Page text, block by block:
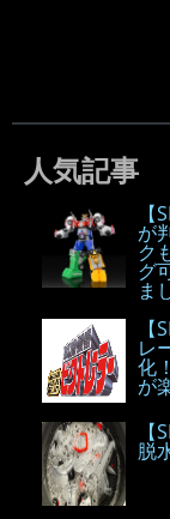
人気記事
が
ク
グ
ま
レ
化
が
脱